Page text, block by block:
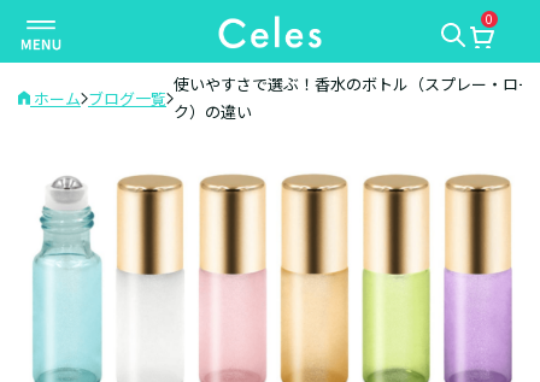
ナ
ビ
ー
切
0
ホーム ブログ一覧
使いやすさで選ぶ！香水のボトル（スプレー・ロー
ク）の違い